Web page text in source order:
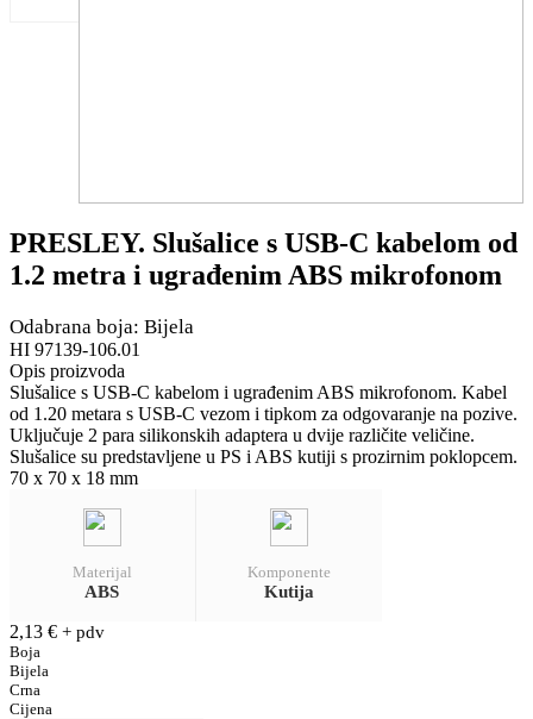
PRESLEY. Slušalice s USB-C kabelom od
1.2 metra i ugrađenim ABS mikrofonom
Odabrana boja: Bijela
HI 97139-106.01
Opis proizvoda
Slušalice s USB-C kabelom i ugrađenim ABS mikrofonom. Kabel
od 1.20 metara s USB-C vezom i tipkom za odgovaranje na pozive.
Uključuje 2 para silikonskih adaptera u dvije različite veličine.
Slušalice su predstavljene u PS i ABS kutiji s prozirnim poklopcem.
70 x 70 x 18 mm
Materijal
ABS
Komponente
Kutija
2,13 € + pdv
Boja
Bijela
Crna
Cijena